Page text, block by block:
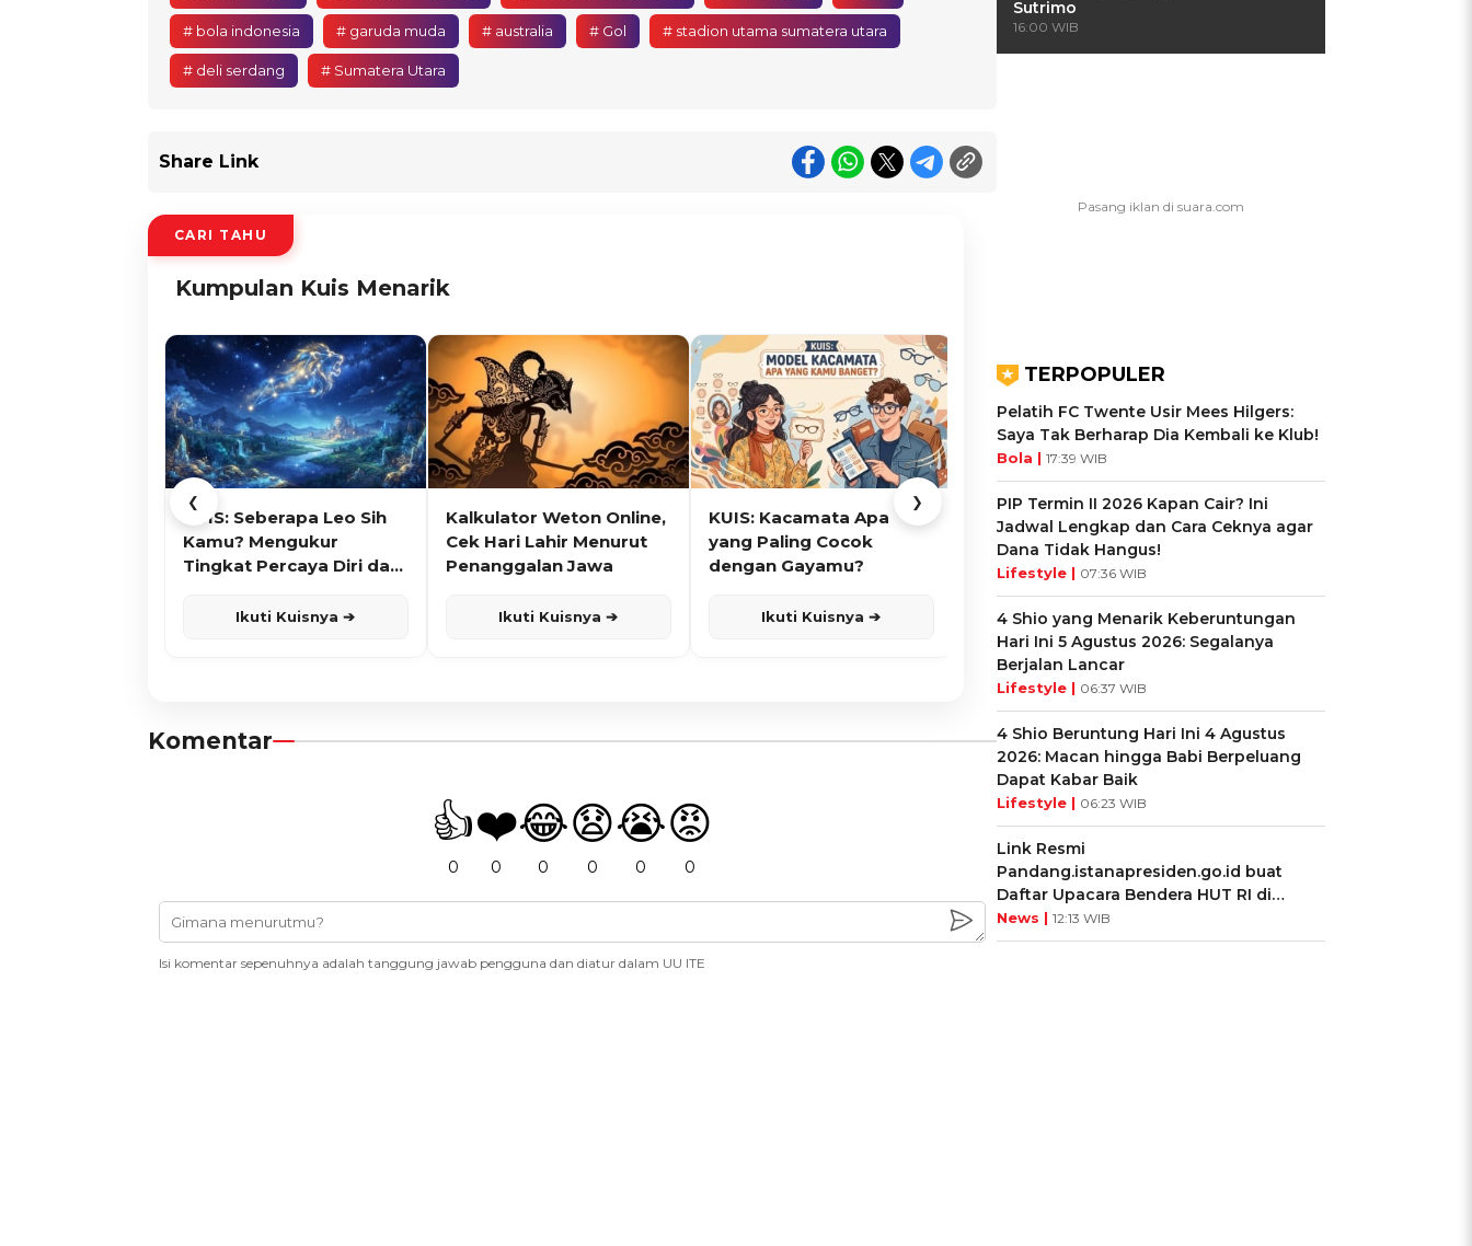
# bola indonesia # garuda muda # australia # Gol # stadion utama sumatera utara
# deli serdang # Sumatera Utara
Share Link
CARI TAHU
Kumpulan Kuis Menarik
❮
KUIS: Seberapa Leo Sih
Kamu? Mengukur
Tingkat Percaya Diri dan
Ikuti Kuisnya ➔
Kalkulator Weton Online,
Cek Hari Lahir Menurut
Penanggalan Jawa
Ikuti Kuisnya ➔
KUIS: Kacamata Apa
yang Paling Cocok
dengan Gayamu?
Ikuti Kuisnya ➔
KUIS: Sepatu Mana yang
Cocok dengan
Kepribadianmu?
Ikuti Kuisnya ➔
KUIS: Seberapa Kenal
Kamu dengan Si Zodiak
Ikuti Kuisnya ➔
❯
Komentar
👍
0
❤️
0
😂
0
😧
0
😭
0
😡
0
Isi komentar sepenuhnya adalah tanggung jawab pengguna dan diatur dalam UU ITE
Sutrimo
16:00 WIB
TERPOPULER
Pelatih FC Twente Usir Mees Hilgers:
Saya Tak Berharap Dia Kembali ke Klub!
Bola | 17:39 WIB
PIP Termin II 2026 Kapan Cair? Ini
Jadwal Lengkap dan Cara Ceknya agar
Dana Tidak Hangus!
Lifestyle | 07:36 WIB
4 Shio yang Menarik Keberuntungan
Hari Ini 5 Agustus 2026: Segalanya
Berjalan Lancar
Lifestyle | 06:37 WIB
4 Shio Beruntung Hari Ini 4 Agustus
2026: Macan hingga Babi Berpeluang
Dapat Kabar Baik
Lifestyle | 06:23 WIB
Link Resmi
Pandang.istanapresiden.go.id buat
Daftar Upacara Bendera HUT RI di
Istana Negara
News | 12:13 WIB